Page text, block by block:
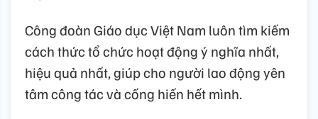
Công đoàn Giáo dục Việt Nam luôn tìm kiếm
cách thức tổ chức hoạt động ý nghĩa nhất,
hiệu quả nhất, giúp cho người lao động yên
tâm công tác và cống hiến hết mình.